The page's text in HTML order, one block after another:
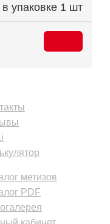
в упаковке 1 шт
метизов
PDF